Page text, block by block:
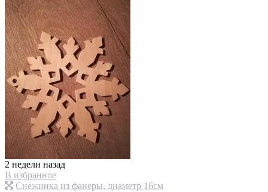
2 недели назад
В избранное
Снежинка из фанеры, диаметр 16см